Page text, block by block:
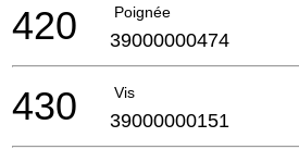
Poignée
420 39000000474
Vis
430 39000000151